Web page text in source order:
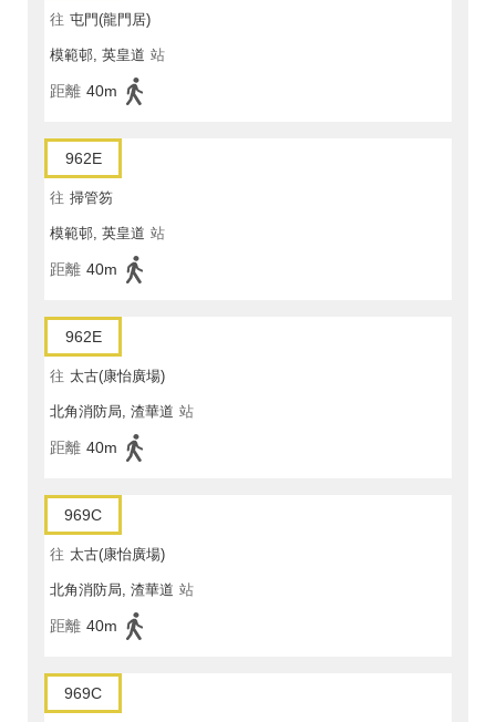
往 屯門(龍門居)
模範邨, 英皇道 站
距離 40m
962E
往 掃管笏
模範邨, 英皇道 站
距離 40m
962E
往 太古(康怡廣場)
北角消防局, 渣華道 站
距離 40m
969C
往 太古(康怡廣場)
北角消防局, 渣華道 站
距離 40m
969C